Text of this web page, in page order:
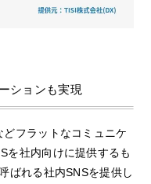
ションも実現
フラットなコミュニケ
を社内向けに提供するも
ばれる社内SNSを提供し